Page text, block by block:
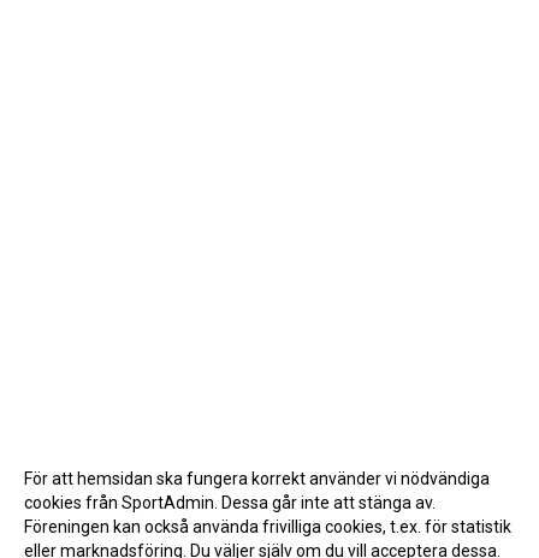
För att hemsidan ska fungera korrekt använder vi nödvändiga
cookies från SportAdmin. Dessa går inte att stänga av.
Föreningen kan också använda frivilliga cookies, t.ex. för statistik
eller marknadsföring. Du väljer själv om du vill acceptera dessa.